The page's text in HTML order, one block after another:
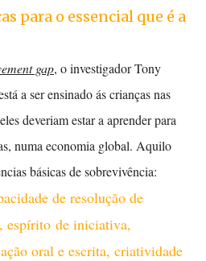
para o essencial que é a
gap, o investigador Tony
a ser ensinado ás crianças nas
deveriam estar a aprender para
numa economia global. Aquilo
básicas de sobrevivência:
de resolução de
espírito de iniciativa,
oral e escrita, criatividade